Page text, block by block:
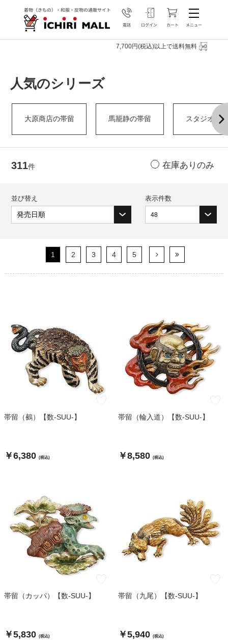
7,700円(税込)以上で送料無料
人気のシリーズ
大原商店の帯留 馬籠静の帯留 スタジオサ
311件
並び替え 表示件数
1 2 3 4 5
帯留（鵺）【数-SUU-】
￥6,380 (税込)
帯留（輪入道）【数-SUU-】
￥8,580 (税込)
帯留（カッパ）【数-SUU-】
￥5,830 (税込)
帯留（九尾）【数-SUU-】
￥5,940 (税込)